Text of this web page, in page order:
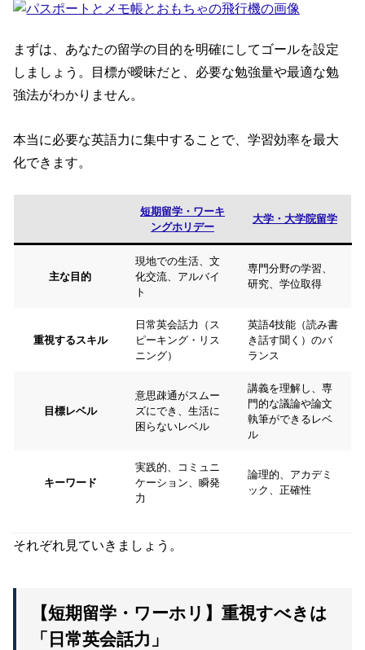
まずは、あなたの留学の目的を明確にしてゴールを設定
しましょう。目標が曖昧だと、必要な勉強量や最適な勉
強法がわかりません。
本当に必要な英語力に集中することで、学習効率を最大
化できます。
短期留学・ワーキ
ングホリデー
大学・大学院留学
主な目的
現地での生活、文
化交流、アルバイ
ト
専門分野の学習、
研究、学位取得
重視するスキル
日常英会話力（ス
ピーキング・リス
ニング）
英語4技能（読み書
き話す聞く）のバ
ランス
目標レベル
意思疎通がスムー
ズにでき、生活に
困らないレベル
講義を理解し、専
門的な議論や論文
執筆ができるレベ
ル
キーワード
実践的、コミュニ
ケーション、瞬発
力
論理的、アカデミ
ック、正確性
それぞれ見ていきましょう。
【短期留学・ワーホリ】重視すべきは
「日常英会話力」